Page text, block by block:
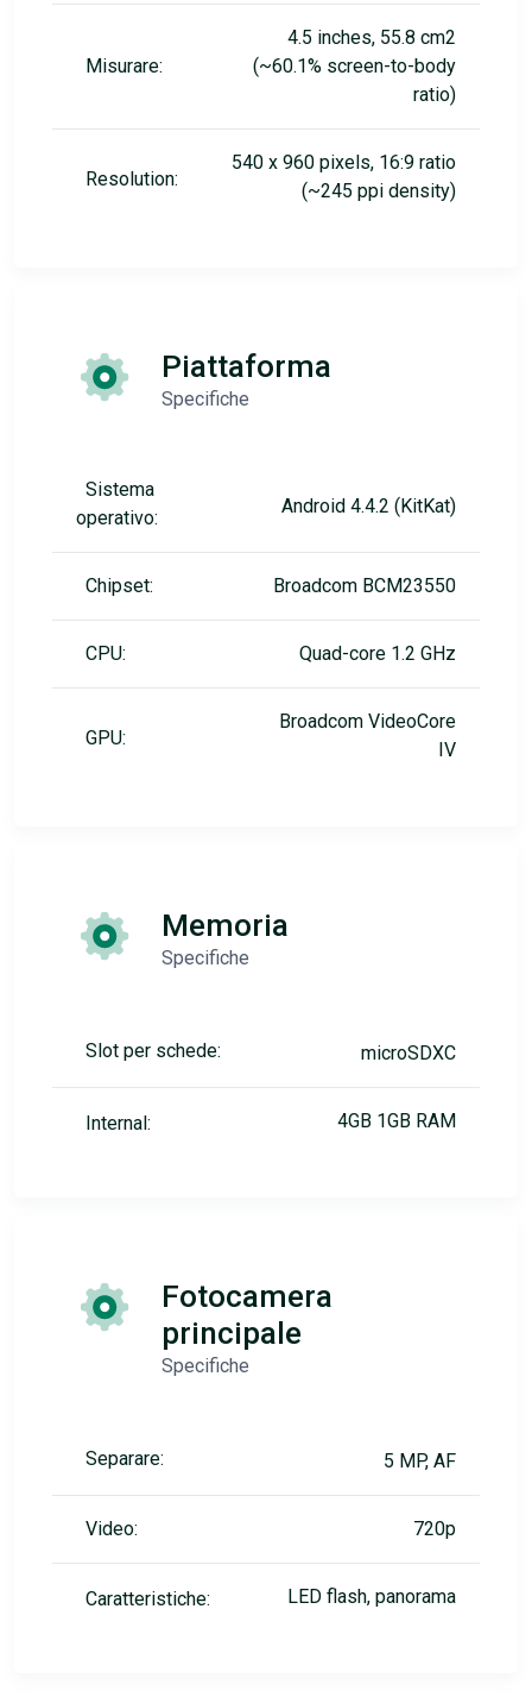
Misurare:
4.5 inches, 55.8 cm2
(~60.1% screen-to-body
ratio)
Resolution:
540 x 960 pixels, 16:9 ratio
(~245 ppi density)
Piattaforma
Specifiche
Sistema
operativo:
Android 4.4.2 (KitKat)
Chipset: Broadcom BCM23550
CPU: Quad-core 1.2 GHz
GPU:
Broadcom VideoCore
IV
Memoria
Specifiche
Slot per schede: microSDXC
Internal: 4GB 1GB RAM
Fotocamera
principale
Specifiche
Separare: 5 MP, AF
Video: 720p
Caratteristiche: LED flash, panorama